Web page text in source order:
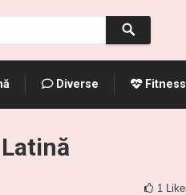
Diverse Fitness
1